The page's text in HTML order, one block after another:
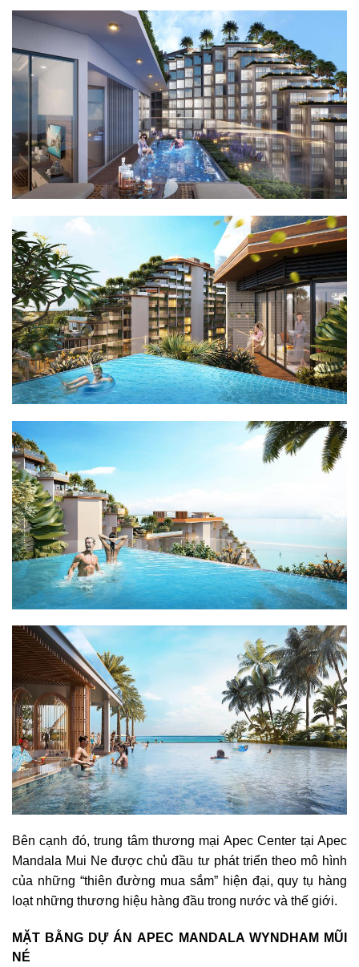
Bên cạnh đó, trung tâm thương mại Apec Center tại Apec
Mandala Mui Ne được chủ đầu tư phát triển theo mô hình
của những “thiên đường mua sắm” hiện đại, quy tụ hàng
loạt những thương hiệu hàng đầu trong nước và thế giới.
MẶT BẰNG DỰ ÁN APEC MANDALA WYNDHAM MŨI
NÉ